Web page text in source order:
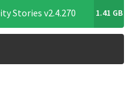
Stories v2.4.270 1.41 GB